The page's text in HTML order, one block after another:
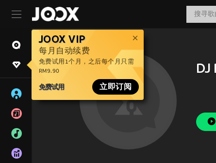
JOOX VIP
每月自动续费
免费试用1个月，之后每个月只需
RM9.90
免费试用 立即订阅
DJ